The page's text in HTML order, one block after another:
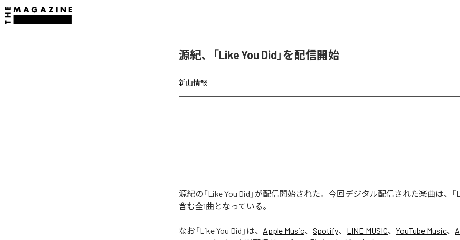
源紀、「Like You Did」を配信開始
新曲情報
源紀の「Like You Did」が配信開始された。今回デジタル配信された楽曲は、「
含む全1曲となっている。
なお「Like You Did 」は、 Apple Music、 Spotify、 LINE MUSIC、 YouTube Music、